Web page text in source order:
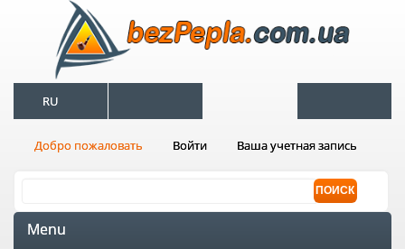
RU
Добро пожаловать Войти Ваша учетная запись
Menu